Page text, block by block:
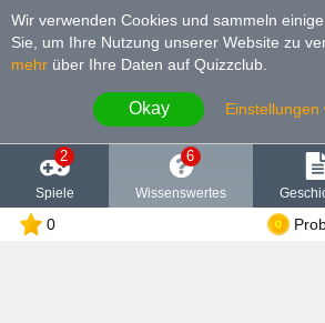
Wir verwenden Cookies und sammeln
Sie, um Ihre Nutzung unserer Website zu
mehr über Ihre Daten auf Quizzclub.
Okay Einstellungen
2
Spiele
6
Wissenswertes
0